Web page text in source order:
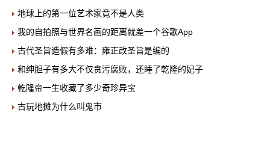
地球上的第一位艺术家竟不是人类
我的自拍照与世界名画的距离就差一个谷歌App
古代圣旨造假有多难：雍正改圣旨是编的
和绅胆子有多大不仅贪污腐败，还睡了乾隆的妃子
乾隆帝一生收藏了多少奇珍异宝
古玩地摊为什么叫鬼市